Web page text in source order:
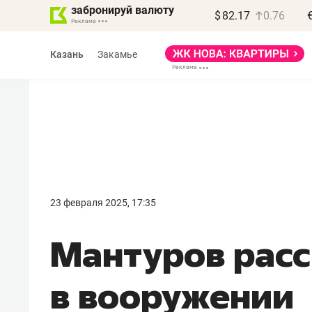
забронируй валюту $ 82.17 0.76
Казань Закамье
23 февраля 2025, 17:35
Мантуров
в вооружении
правил, бизнес может
потерять минимум